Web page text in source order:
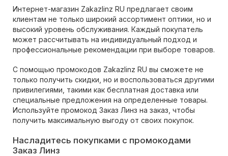
Интернет-магазин Zakazlinz RU предлагает своим
клиентам не только широкий ассортимент оптики, но и
высокий уровень обслуживания. Каждый покупатель
может рассчитывать на индивидуальный подход и
профессиональные рекомендации при выборе товаров.
С помощью промокодов Zakazlinz RU вы сможете не
только получить скидки, но и воспользоваться другими
привилегиями, такими как бесплатная доставка или
специальные предложения на определенные товары.
Используйте промокод Заказ Линз на заказ, чтобы
получить максимальную выгоду от своих покупок.
Насладитесь покупками с промокодами
Заказ Линз